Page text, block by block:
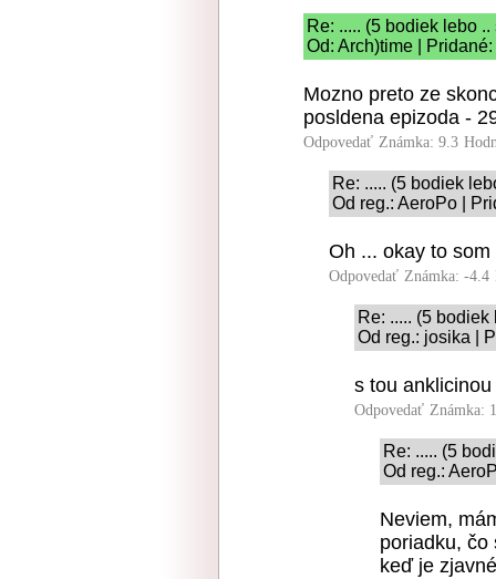
Re: ..... (5 bodiek lebo
Od: Arch)time |
Mozno preto ze
posldena epizoda -
Odpovedať Známka: 9.3
Re: ..... (5 bodiek
Od reg.: AeroPo |
Oh ... okay to
Odpovedať Známka: -4.4
Re: ..... (5
Od reg.: josika |
s tou
Odpovedať Známka:
Re: ..... (5
Od reg.:
Neviem,
poriadku, čo
keď je